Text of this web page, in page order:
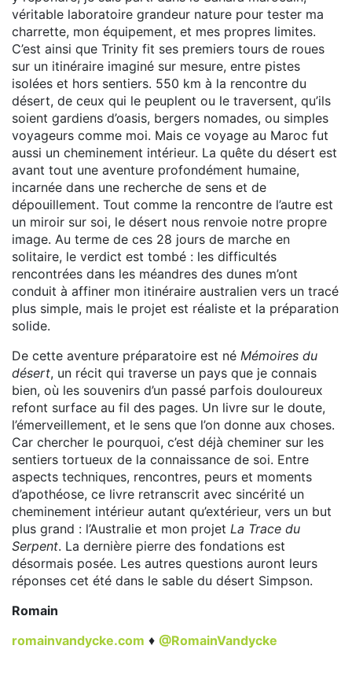
véritable laboratoire grandeur nature pour tester ma
charrette, mon équipement, et mes propres limites.
C’est ainsi que Trinity fit ses premiers tours de roues
sur un itinéraire imaginé sur mesure, entre pistes
isolées et hors sentiers. 550 km à la rencontre du
désert, de ceux qui le peuplent ou le traversent, qu’ils
soient gardiens d’oasis, bergers nomades, ou simples
voyageurs comme moi. Mais ce voyage au Maroc fut
aussi un cheminement intérieur. La quête du désert est
avant tout une aventure profondément humaine,
incarnée dans une recherche de sens et de
dépouillement. Tout comme la rencontre de l’autre est
un miroir sur soi, le désert nous renvoie notre propre
image. Au terme de ces 28 jours de marche en
solitaire, le verdict est tombé : les difficultés
rencontrées dans les méandres des dunes m’ont
conduit à affiner mon itinéraire australien vers un tracé
plus simple, mais le projet est réaliste et la préparation
solide.
De cette aventure préparatoire est né Mémoires du
désert, un récit qui traverse un pays que je connais
bien, où les souvenirs d’un passé parfois douloureux
refont surface au fil des pages. Un livre sur le doute,
l’émerveillement, et le sens que l’on donne aux choses.
Car chercher le pourquoi, c’est déjà cheminer sur les
sentiers tortueux de la connaissance de soi. Entre
aspects techniques, rencontres, peurs et moments
d’apothéose, ce livre retranscrit avec sincérité un
cheminement intérieur autant qu’extérieur, vers un but
plus grand : l’Australie et mon projet La Trace du
Serpent. La dernière pierre des fondations est
désormais posée. Les autres questions auront leurs
réponses cet été dans le sable du désert Simpson.
Romain
romainvandycke.com ♦ @RomainVandycke